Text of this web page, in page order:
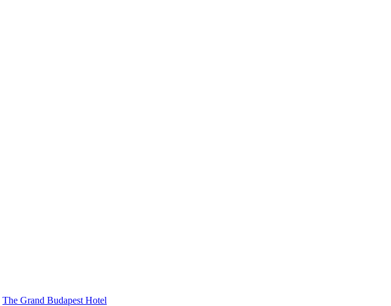
The Grand Budapest Hotel